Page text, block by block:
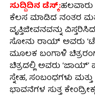
ಸುದ್ದಿದಿನ ಡೆಸ್ಕ್:
ಕೆಲಸ ಮಾಡಿದ ನಂತರ
ವೃತ್ತಿಜೀವನವನ್ನು
ಸೋನು ರಾಯ್ ಅವರು
ಮೂಲಕ ಬಂಗಾಳಿ
ಚಿತ್ರದಲ್ಲಿ ಅವರು ‘ಜಾಯ್’
ಸ್ನೇಹ, ಸಂಬಂಧಗಳು
ಭಾವನೆಗಳ ಸುತ್ತ